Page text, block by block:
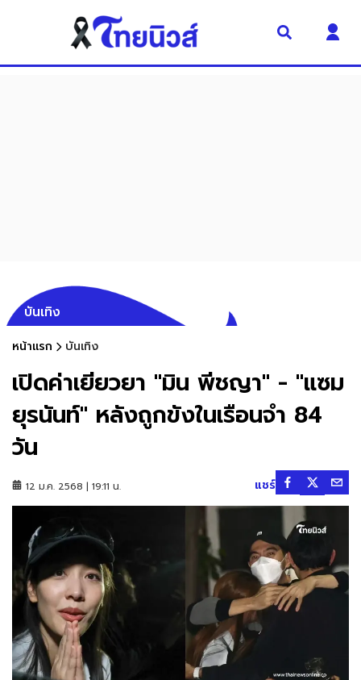
บันเทิง
หน้าแรก บันเทิง
เปิดค่าเยียวยา "มิน พีชญา" - "แซม
ยุรนันท์" หลังถูกขังในเรือนจำ 84
วัน
12 ม.ค. 2568 | 19:11 น. แชร์